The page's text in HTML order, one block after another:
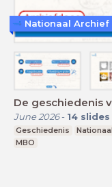
De geschiedenis
June 2026- 14 slides
Geschiedenis
MBO
Nationaal Archief